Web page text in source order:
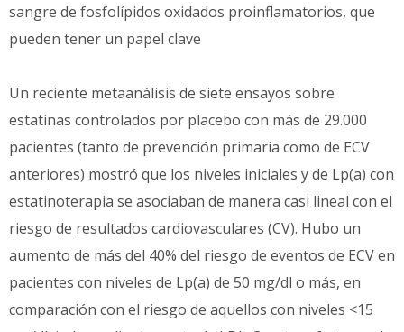
sangre de fosfolípidos oxidados proinflamatorios, que
pueden tener un papel clave
Un reciente metaanálisis de siete ensayos sobre
estatinas controlados por placebo con más de 29.000
pacientes (tanto de prevención primaria como de ECV
anteriores) mostró que los niveles iniciales y de Lp(a) con
estatinoterapia se asociaban de manera casi lineal con el
riesgo de resultados cardiovasculares (CV). Hubo un
aumento de más del 40% del riesgo de eventos de ECV en
pacientes con niveles de Lp(a) de 50 mg/dl o más, en
comparación con el riesgo de aquellos con niveles <15